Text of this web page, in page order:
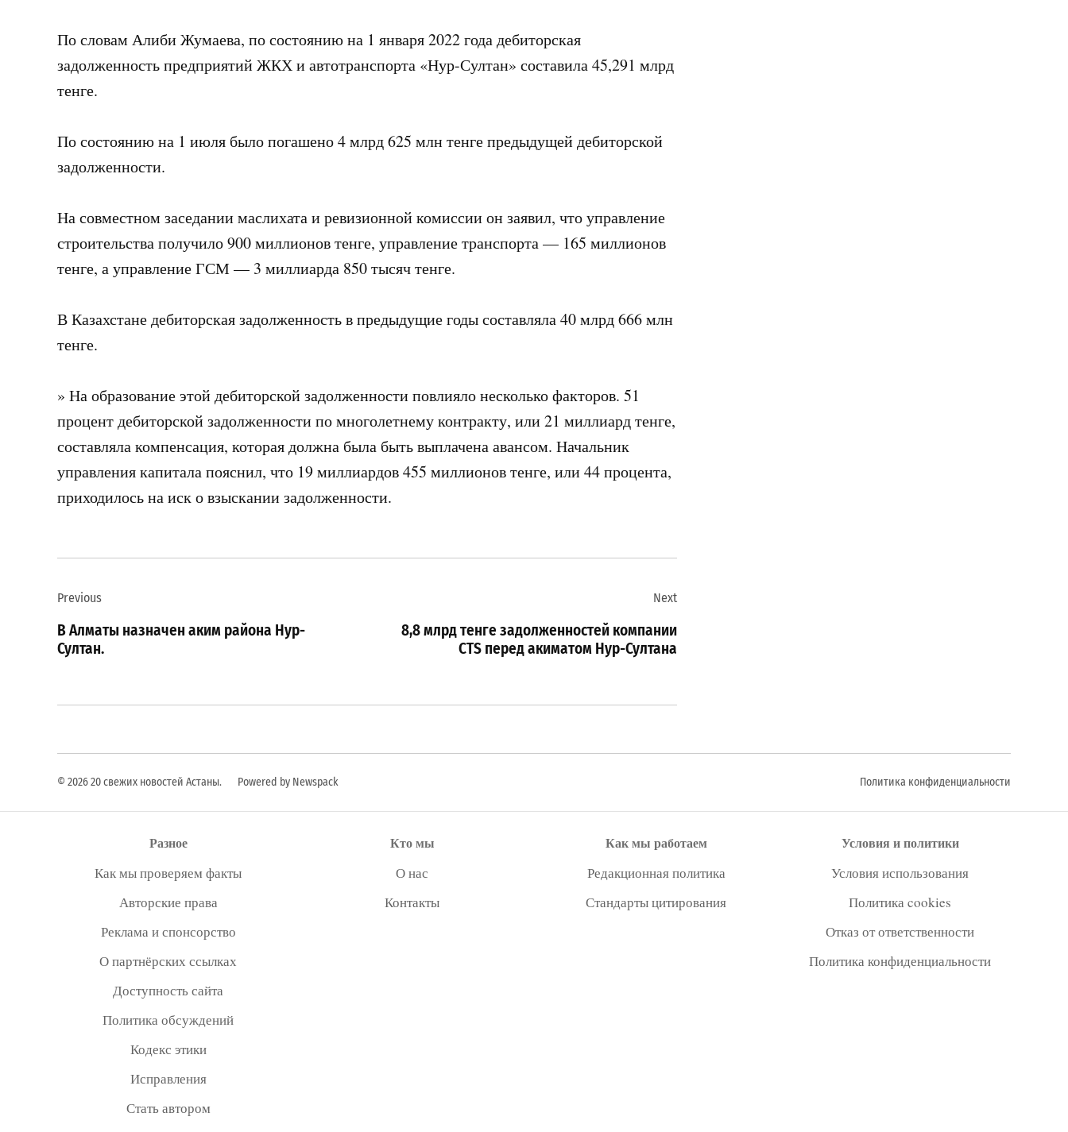
По словам Алиби Жумаева, по состоянию на 1 января 2022 года дебиторская
задолженность предприятий ЖКХ и автотранспорта «Нур-Султан» составила 45,291 млрд
тенге.
По состоянию на 1 июля было погашено 4 млрд 625 млн тенге предыдущей дебиторской
задолженности.
На совместном заседании маслихата и ревизионной комиссии он заявил, что управление
строительства получило 900 миллионов тенге, управление транспорта — 165 миллионов
тенге, а управление ГСМ — 3 миллиарда 850 тысяч тенге.
В Казахстане дебиторская задолженность в предыдущие годы составляла 40 млрд 666 млн
тенге.
» На образование этой дебиторской задолженности повлияло несколько факторов. 51
процент дебиторской задолженности по многолетнему контракту, или 21 миллиард тенге,
составляла компенсация, которая должна была быть выплачена авансом. Начальник
управления капитала пояснил, что 19 миллиардов 455 миллионов тенге, или 44 процента,
приходилось на иск о взыскании задолженности.
по
записям
Previous
В Алматы назначен аким района Нур-
Султан.
Next
8,8 млрд тенге задолженностей компании
CTS перед акиматом Нур-Султана
© 2026 20 свежих новостей Астаны. Powered by Newspack Политика конфиденциальности
Разное
Как мы проверяем факты
Авторские права
Реклама и спонсорство
О партнёрских ссылках
Доступность сайта
Политика обсуждений
Кодекс этики
Исправления
Стать автором
Кто мы
О нас
Контакты
Как мы работаем
Редакционная политика
Стандарты цитирования
Условия и политики
Условия использования
Политика cookies
Отказ от ответственности
Политика конфиденциальности